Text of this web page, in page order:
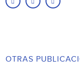
OTRAS